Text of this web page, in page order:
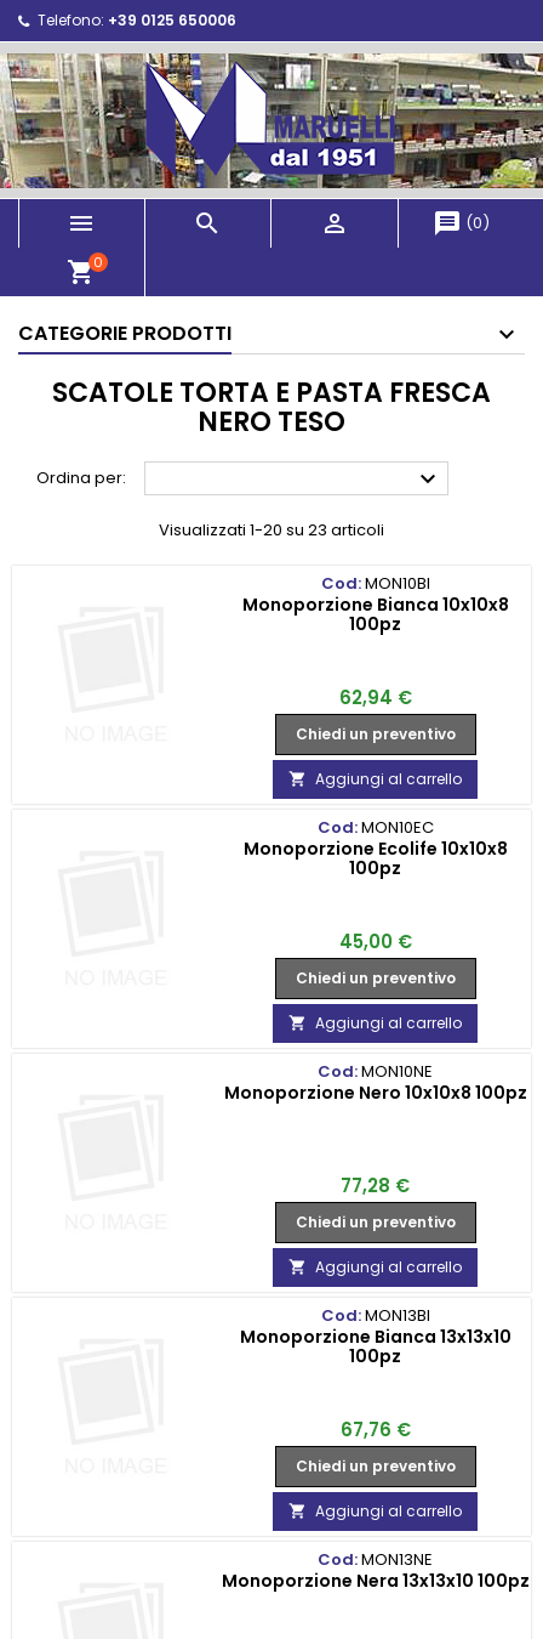
Telefono: +39 0125 650006
   message (0)
shopping_cart0
CATEGORIE PRODOTTI
SCATOLE TORTA E PASTA FRESCA
NERO TESO
Ordina per: 
Visualizzati 1-20 su 23 articoli
Cod:MON10BI
Monoporzione Bianca 10x10x8
100pz
Prezzo
62,94 €
Chiedi un preventivo
 Aggiungi al carrello
Cod:MON10EC
Monoporzione Ecolife 10x10x8
100pz
Prezzo
45,00 €
Chiedi un preventivo
 Aggiungi al carrello
Cod:MON10NE
Monoporzione Nero 10x10x8 100pz
Prezzo
77,28 €
Chiedi un preventivo
 Aggiungi al carrello
Cod:MON13BI
Monoporzione Bianca 13x13x10
100pz
Prezzo
67,76 €
Chiedi un preventivo
 Aggiungi al carrello
Cod:MON13NE
Monoporzione Nera 13x13x10 100pz